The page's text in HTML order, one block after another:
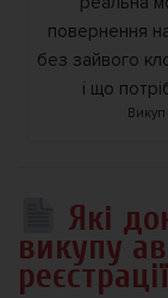
Викуп
Які
викупу
реєстрації